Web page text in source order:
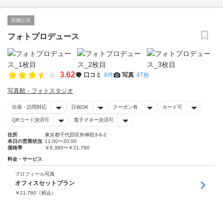
店舗公式
フォトプロデュース
3.62 口コミ 8件 写真 47枚
写真館・フォトスタジオ
出張・訪問対応 日祝OK クーポン有 カード可
QRコード決済可 電子マネー決済可
住所
東京都千代田区外神田3-6-2
本日の営業状況 11:00〜20:00
価格帯
￥6,380〜￥21,780
料金・サービス
プロフィール写真
オフィスセットプラン
￥21,780 （税込）